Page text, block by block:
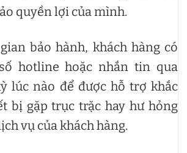
quyền lợi của mình.
bảo hành, khách hàng có
hotline hoặc nhắn tin qua
lúc nào để được hỗ trợ khắc
bị gặp trục trặc hay hư hỏng
vụ của khách hàng.